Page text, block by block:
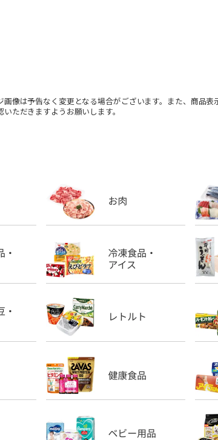
像は予告なく変更となる場合がございます。また、商品表
ただきますようお願いします。